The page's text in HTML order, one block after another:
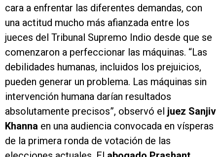
cara a enfrentar las diferentes demandas, con
una actitud mucho más afianzada entre los
jueces del Tribunal Supremo Indio desde que se
comenzaron a perfeccionar las máquinas. “Las
debilidades humanas, incluidos los prejuicios,
pueden generar un problema. Las máquinas sin
intervención humana darían resultados
absolutamente precisos”, observó el juez Sanjiv
Khanna en una audiencia convocada en vísperas
de la primera ronda de votación de las